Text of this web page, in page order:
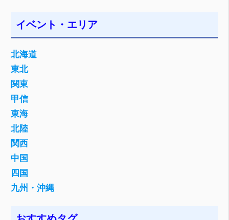
イベント・エリア
北海道
東北
関東
甲信
東海
北陸
関西
中国
四国
九州・沖縄